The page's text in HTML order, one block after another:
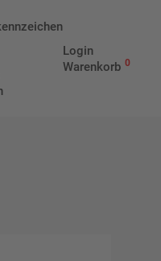
Login
Warenkorb 0